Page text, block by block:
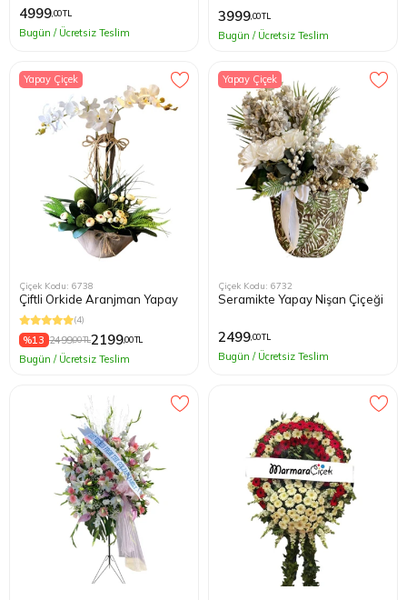
4999,00 TL
Bugün / Ücretsiz Teslim
3999,00 TL
Bugün / Ücretsiz Teslim
Yapay Çiçek
Çiçek Kodu: 6738
Çiftli Orkide Aranjman Yapay
(4)
%13 2499,00 TL2199,00 TL
Bugün / Ücretsiz Teslim
Yapay Çiçek
Çiçek Kodu: 6732
Seramikte Yapay Nişan Çiçeği
2499,00 TL
Bugün / Ücretsiz Teslim